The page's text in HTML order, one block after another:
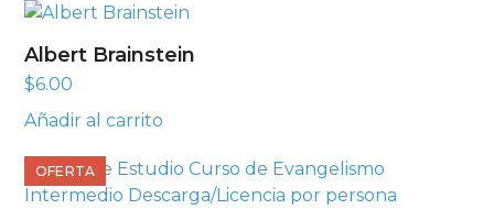
Albert Brainstein
$6.00
Añadir al carrito
OFERTA